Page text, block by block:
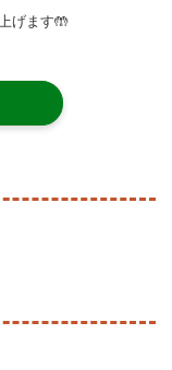
げます🤲